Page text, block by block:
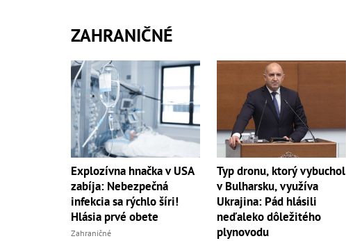
ZAHRANIČNÉ
Explozívna hnačka v USA
zabíja: Nebezpečná
infekcia sa rýchlo šíri!
Hlásia prvé obete
Zahraničné
Typ dronu, ktorý vybuchol
v Bulharsku, využíva
Ukrajina: Pád hlásili
neďaleko dôležitého
plynovodu